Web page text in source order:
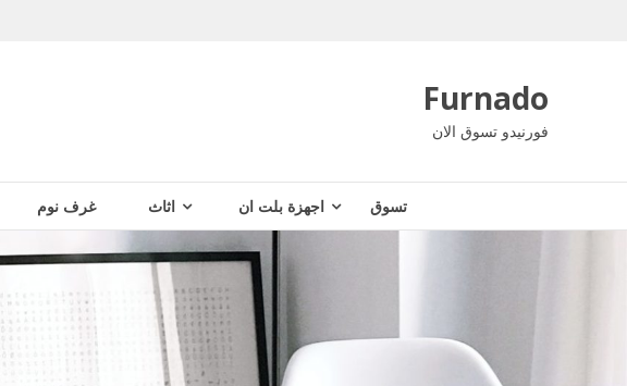
Furnado
فورنيدو تسوق الان
تسوق اجهزة بلت ان اثاث غرف نوم